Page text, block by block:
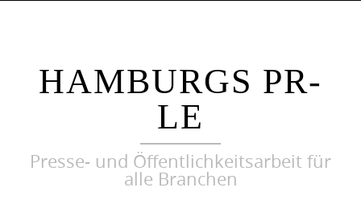
HAMBURGS PR-
LE
Presse- und Öffentlichkeitsarbeit für
alle Branchen